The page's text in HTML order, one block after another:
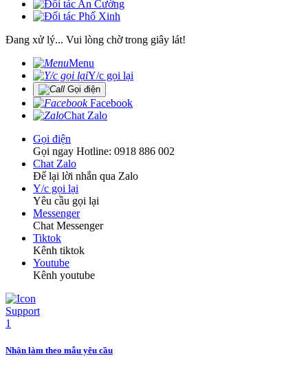
Đang xử lý... Vui lòng chờ trong giây lát!
Menu
Y/c gọi lại
Gọi điện
Facebook
Chat Zalo
Gọi điện
Gọi ngay Hotline: 0918 886 002
Chat Zalo
Để lại lời nhắn qua Zalo
Y/c gọi lại
Yêu cầu gọi lại
Messenger
Chat Messenger
Tiktok
Kênh tiktok
Youtube
Kênh youtube
Nhận làm theo mẫu yêu cầu